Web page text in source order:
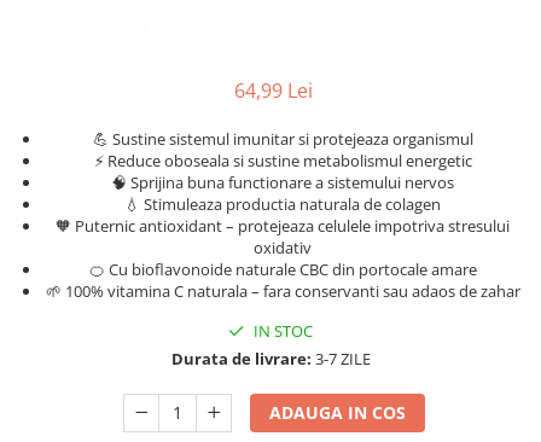
Pachete
64,99 Lei
💪 Sustine sistemul imunitar si protejeaza organismul
⚡ Reduce oboseala si sustine metabolismul energetic
🧠 Sprijina buna functionare a sistemului nervos
💧 Stimuleaza productia naturala de colagen
🧡 Puternic antioxidant – protejeaza celulele impotriva stresului
oxidativ
🍊 Cu bioflavonoide naturale CBC din portocale amare
🌱 100% vitamina C naturala – fara conservanti sau adaos de zahar
IN STOC
Durata de livrare: 3-7 ZILE
ADAUGA IN COS